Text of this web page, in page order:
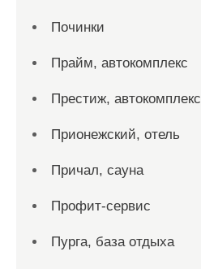
Починки
Прайм, автокомплекс
Престиж, автокомплекс
Прионежский, отель
Причал, сауна
Профит-сервис
Пурга, база отдыха